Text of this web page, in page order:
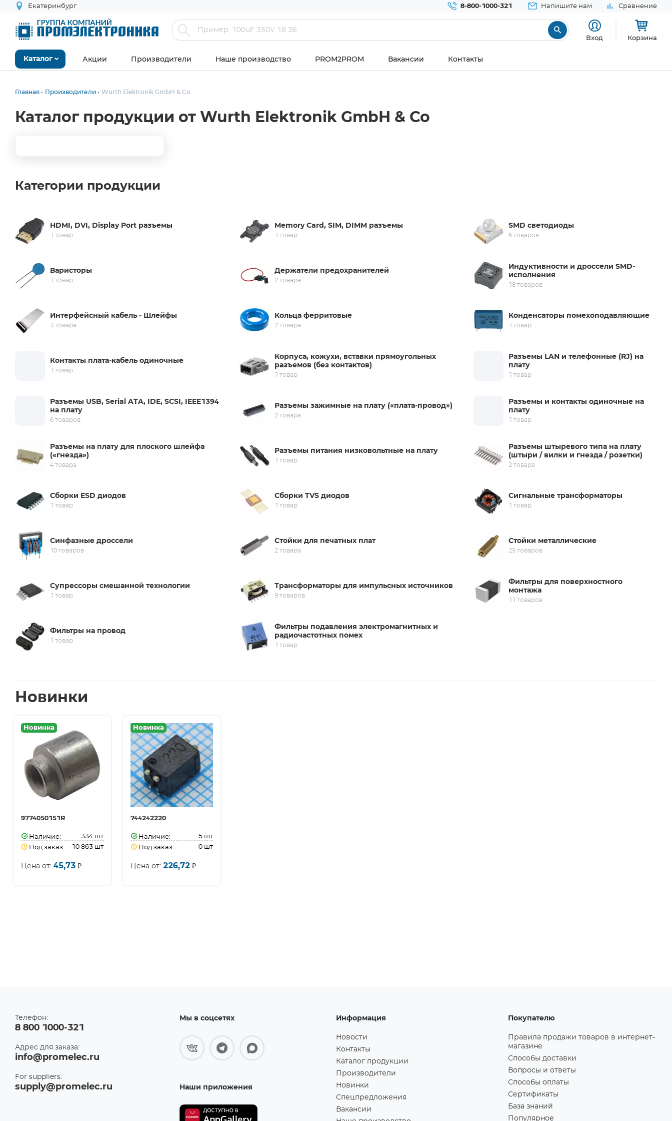
Екатеринбург 8-800-1000-321 Напишите нам Сравнение
Вход Корзина
Каталог Акции Производители Наше производство PROM2PROM Вакансии Контакты
Главная Производители Wurth Elektronik GmbH & Co
Каталог продукции от Wurth Elektronik GmbH & Co
Категории продукции
HDMI, DVI, Display Port разъемы
1 товар
Memory Card, SIM, DIMM разъемы
1 товар
SMD светодиоды
6 товаров
Варисторы
1 товар
Держатели предохранителей
2 товара
Индуктивности и дроссели SMD-
исполнения
18 товаров
Интерфейсный кабель - Шлейфы
3 товара
Кольца ферритовые
2 товара
Конденсаторы помехоподавляющие
1 товар
Контакты плата-кабель одиночные
1 товар
Корпуса, кожухи, вставки прямоугольных
разъемов (без контактов)
1 товар
Разъемы LAN и телефонные (RJ) на
плату
1 товар
Разъемы USB, Serial ATA, IDE, SCSI, IEEE1394
на плату
6 товаров
Разъемы зажимные на плату («плата-провод»)
2 товара
Разъемы и контакты одиночные на
плату
1 товар
Разъемы на плату для плоского шлейфа
(«гнезда»)
4 товара
Разъемы питания низковольтные на плату
1 товар
Разъемы штыревого типа на плату
(штыри / вилки и гнезда / розетки)
2 товара
Сборки ESD диодов
1 товар
Сборки TVS диодов
1 товар
Сигнальные трансформаторы
1 товар
Синфазные дроссели
10 товаров
Стойки для печатных плат
2 товара
Стойки металлические
25 товаров
Супрессоры смешанной технологии
1 товар
Трансформаторы для импульсных источников
9 товаров
Фильтры для поверхностного
монтажа
11 товаров
Фильтры на провод
1 товар
Фильтры подавления электромагнитных и
радиочастотных помех
1 товар
Новинки
Новинка
9774050151R
Наличие: 334 шт
Под заказ:
10 863 шт
Цена от: 45,73 ₽
Новинка
744242220
Наличие: 5 шт
Под заказ:
0 шт
Цена от: 226,72 ₽
Телефон:
8 800 1000-321
Адрес для заказа:
info@promelec.ru
For suppliers:
supply@promelec.ru
Мы в соцсетях
Наши приложения
Информация
Новости
Контакты
Каталог продукции
Производители
Новинки
Спецпредложения
Вакансии
Покупателю
Правила продажи товаров в интернет-
магазине
Способы доставки
Вопросы и ответы
Способы оплаты
Сертификаты
База знаний
Популярное